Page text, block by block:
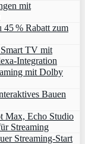
mit
45 % Rabatt zum
TV mit
mit Dolby
Bauen
Max, Echo Studio
Streaming
Streaming‑Start